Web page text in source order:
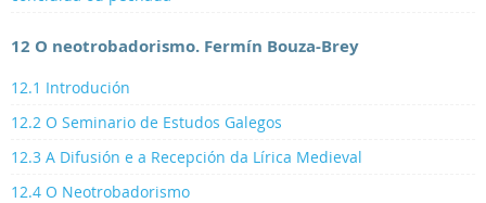
12 O neotrobadorismo. Fermín Bouza-Brey
12.1 Introdución
12.2 O Seminario de Estudos Galegos
12.3 A Difusión e a Recepción da Lírica Medieval
12.4 O Neotrobadorismo